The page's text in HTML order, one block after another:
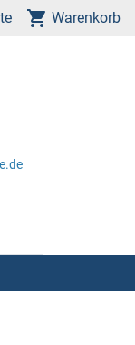
Warenkorb